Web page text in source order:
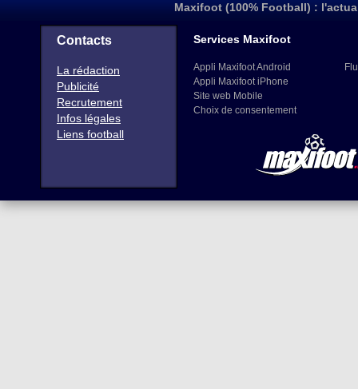
Maxifoot (100% Football) :
Contacts
La rédaction
Publicité
Recrutement
Infos légales
Liens football
Services Maxifoot
Appli Maxifoot Android
Appli Maxifoot iPhone
Site web Mobile
Choix de consentement